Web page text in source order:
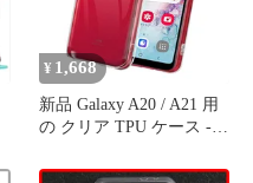
サムスン
¥ 1,668
新品 Galaxy A20 / A21 用
の クリア TPU ケース -
高い透明度 黄変しにくい